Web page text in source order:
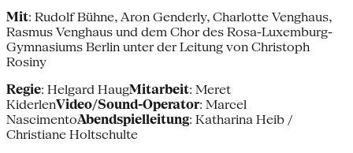
Mit: Rudolf Bühne, Aron Genderly, Charlotte Venghaus,
Rasmus Venghaus und dem Chor des Rosa-Luxemburg-
Gymnasiums Berlin unter der Leitung von Christoph
Rosiny
Regie: Helgard HaugMitarbeit: Meret
KiderlenVideo/Sound-Operator: Marcel
NascimentoAbendspielleitung: Katharina Heib /
Christiane Holtschulte